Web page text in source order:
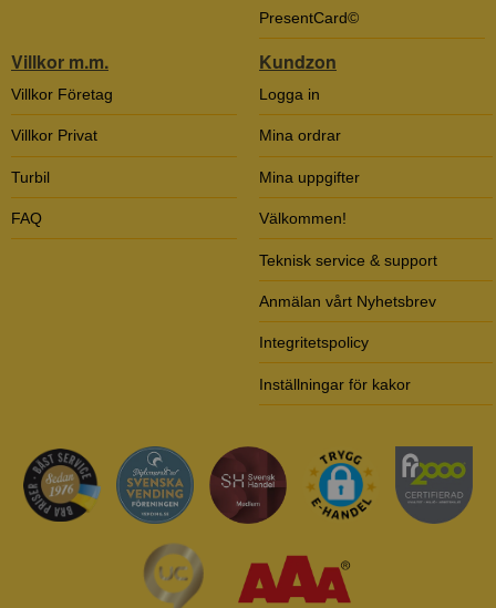
PresentCard©
Villkor m.m.
Villkor Företag
Villkor Privat
Turbil
FAQ
Kundzon
Logga in
Mina ordrar
Mina uppgifter
Välkommen!
Teknisk service & support
Anmälan vårt Nyhetsbrev
Integritetspolicy
Inställningar för kakor